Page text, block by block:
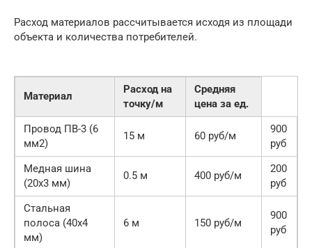
Расход материалов рассчитывается исходя из площади
объекта и количества потребителей.
Материал
Расход на
точку/м
Средняя
цена за ед.
Провод ПВ-3 (6
мм2)
15 м 60 руб/м
900
руб
Медная шина
(20х3 мм)
0.5 м 400 руб/м
200
руб
Стальная
полоса (40х4
мм)
6 м 150 руб/м
900
руб